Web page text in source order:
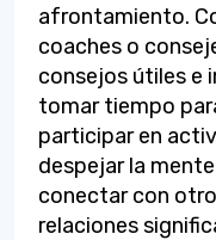
afrontamiento.
coaches o
consejos útiles e
tomar tiempo
participar en
despejar la
conectar con
relaciones